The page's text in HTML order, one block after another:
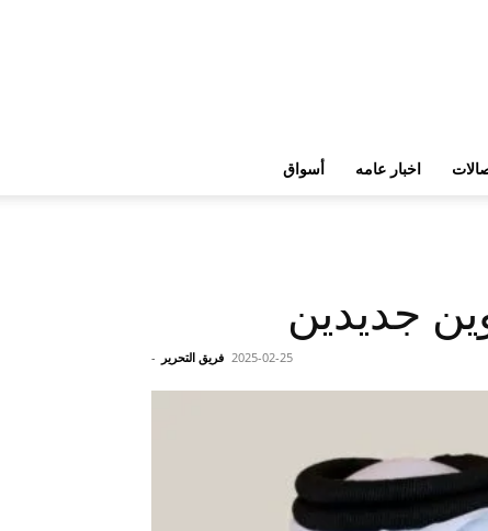
أسواق اخبار عامه
جديدين
فريق التحرير - 2025-02-25